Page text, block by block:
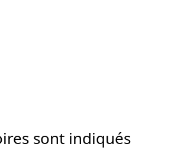
sont indiqués